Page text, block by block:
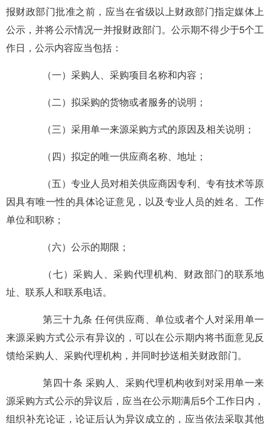
报财政部门批准之前，应当在省级以上财政部门指定媒体上
公示，并将公示情况一并报财政部门。公示期不得少于5个工
作日，公示内容应当包括：
（一）采购人、采购项目名称和内容；
（二）拟采购的货物或者服务的说明；
（三）采用单一来源采购方式的原因及相关说明；
（四）拟定的唯一供应商名称、地址；
（五）专业人员对相关供应商因专利、专有技术等原
因具有唯一性的具体论证意见，以及专业人员的姓名、工作
单位和职称；
（六）公示的期限；
（七）采购人、采购代理机构、财政部门的联系地
址、联系人和联系电话。
第三十九条 任何供应商、单位或者个人对采用单一
来源采购方式公示有异议的，可以在公示期内将书面意见反
馈给采购人、采购代理机构，并同时抄送相关财政部门。
第四十条 采购人、采购代理机构收到对采用单一来
源采购方式公示的异议后，应当在公示期满后5个工作日内，
组织补充论证，论证后认为异议成立的，应当依法采取其他